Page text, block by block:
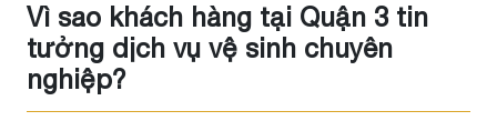
Vì sao khách hàng tại Quận 3 tin
tưởng dịch vụ vệ sinh chuyên
nghiệp?